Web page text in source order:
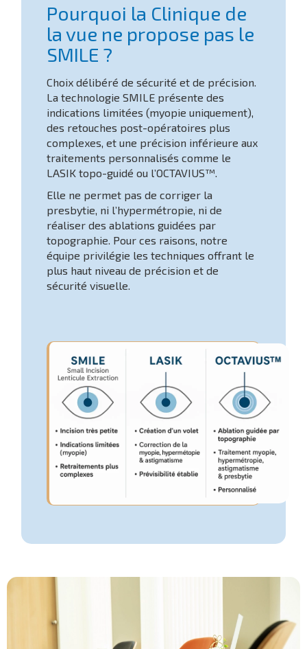
Pourquoi la Clinique de
la vue ne propose pas le
SMILE ?
Choix délibéré de sécurité et de précision.
La technologie SMILE présente des
indications limitées (myopie uniquement),
des retouches post-opératoires plus
complexes, et une précision inférieure aux
traitements personnalisés comme le
LASIK topo-guidé ou l’OCTAVIUS™.
Elle ne permet pas de corriger la
presbytie, ni l’hypermétropie, ni de
réaliser des ablations guidées par
topographie. Pour ces raisons, notre
équipe privilégie les techniques offrant le
plus haut niveau de précision et de
sécurité visuelle.